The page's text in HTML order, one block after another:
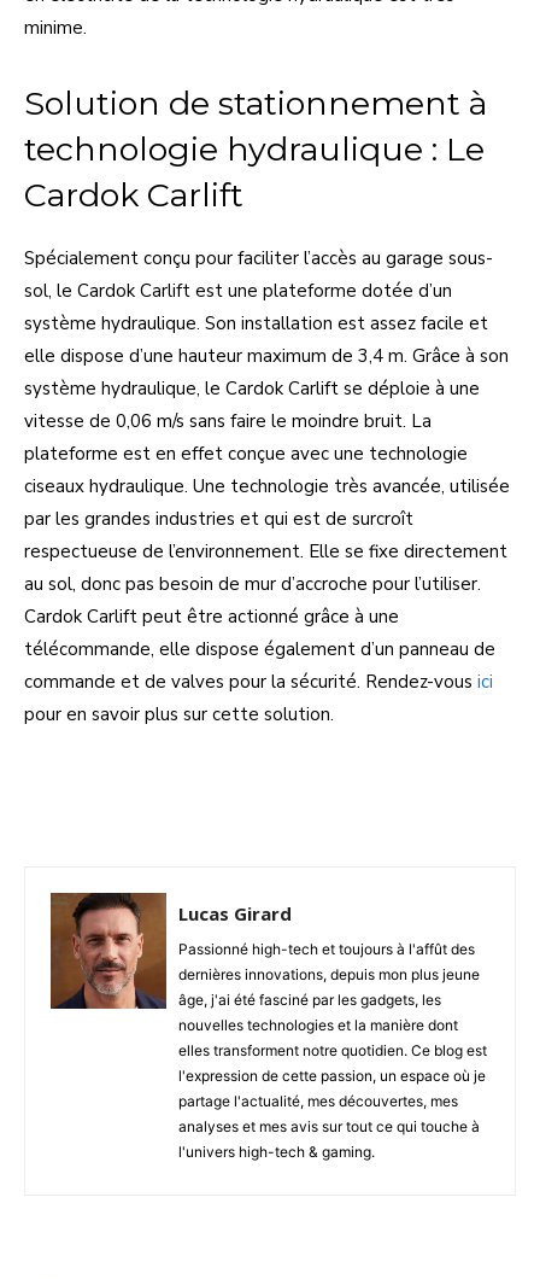
minime.
Solution de stationnement à
technologie hydraulique : Le
Cardok Carlift
Spécialement conçu pour faciliter l’accès au garage sous-
sol, le Cardok Carlift est une plateforme dotée d’un
système hydraulique. Son installation est assez facile et
elle dispose d’une hauteur maximum de 3,4 m. Grâce à son
système hydraulique, le Cardok Carlift se déploie à une
vitesse de 0,06 m/s sans faire le moindre bruit. La
plateforme est en effet conçue avec une technologie
ciseaux hydraulique. Une technologie très avancée, utilisée
par les grandes industries et qui est de surcroît
respectueuse de l’environnement. Elle se fixe directement
au sol, donc pas besoin de mur d’accroche pour l’utiliser.
Cardok Carlift peut être actionné grâce à une
télécommande, elle dispose également d’un panneau de
commande et de valves pour la sécurité. Rendez-vous ici
pour en savoir plus sur cette solution.
Lucas Girard
Passionné high-tech et toujours à l'affût des
dernières innovations, depuis mon plus jeune
âge, j'ai été fasciné par les gadgets, les
nouvelles technologies et la manière dont
elles transforment notre quotidien. Ce blog est
l'expression de cette passion, un espace où je
partage l'actualité, mes découvertes, mes
analyses et mes avis sur tout ce qui touche à
l'univers high-tech & gaming.